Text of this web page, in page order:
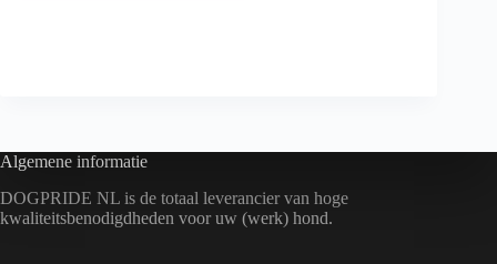
Algemene informatie
DOGPRIDE NL is de totaal leverancier van hoge
kwaliteitsbenodigdheden voor uw (werk) hond.